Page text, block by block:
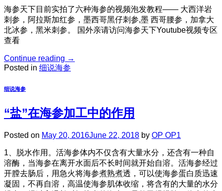
海参天下目前实拍了六种海参的视频泡发教程—— 大西洋岩
刺参，阿拉斯加红参，墨西哥黑仔刺参,墨 西哥腰参，加拿大
北冰参，黑米刺参。 国外亲请访问海参天下Youtube视频专区
查看
Continue reading →
Posted in 细说海参
细说海参
“盐”在海参加工中的作用
Posted on May 20, 2016June 22, 2018 by OP OP1
1、脱水作用。活海参体内不仅含有大量水分，还含有一种自
溶酶，当海参在离开水面后不长时间就开始自溶。活海参经过
开膛去肠后，用急火将海参煮熟煮透，可以使海参蛋白质迅速
凝固，不再自溶，高温使海参肌体收缩，将含有的大量的水分